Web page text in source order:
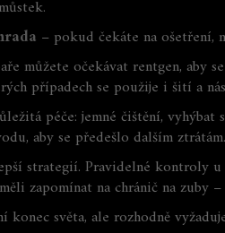
– pokud čekáte na ošetření,
můžete očekávat rentgen,
případech se použije i šití a
péče: jemné čištění,
aby se předešlo dalším ztrátám.
strategií. Pravidelné kontroly
zapomínat na chránič na zuby
konec světa, ale rozhodně